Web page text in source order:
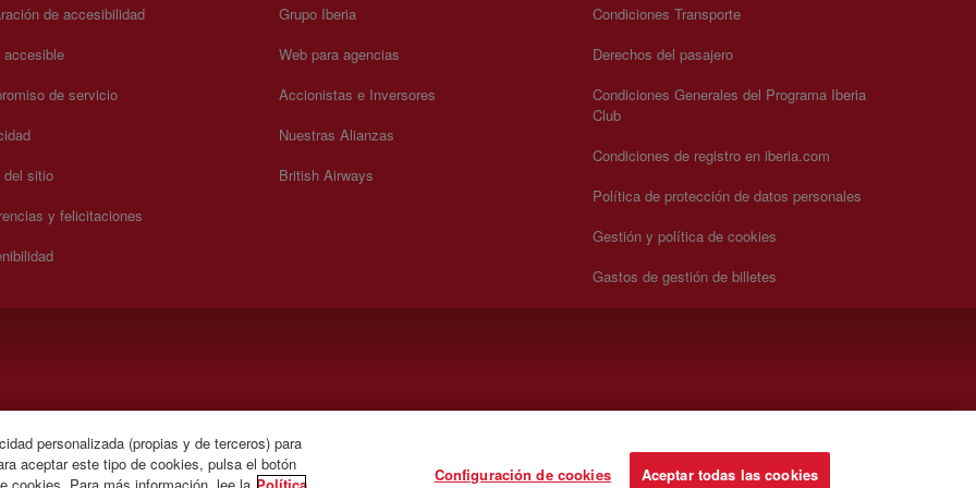
de accesibilidad
accesible
de servicio
del sitio
y felicitaciones
Grupo Iberia
Web para agencias
Accionistas e Inversores
Nuestras Alianzas
British Airways
Condiciones Transporte
Derechos del pasajero
Condiciones Generales del Programa Iberia
Club
Condiciones de registro en iberia.com
Política de protección de datos personales
Gestión y política de cookies
Gastos de gestión de billetes
personalizada (propias y de terceros) para
aceptar este tipo de cookies, pulsa el botón
Configuración de cookies Aceptar todas las cookies